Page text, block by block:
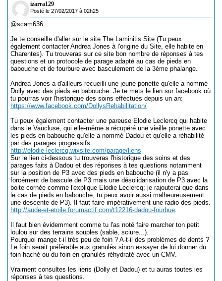
izarra129
Posté le 27/02/2017 à 02h25
@scam636
Je te conseille d'aller sur le site The Laminitis Site (Tu peux
également contacter Andrea Jones à l'origine du Site, elle habite en
Charentes). Tu trouveras sur ce site bon nombre de réponses à tes
questions et un protocole de parage adapté au cas de pieds en
babouche et de fourbure avec basculement de la 3ème phalange.
Andrea Jones a d'ailleurs recueilli une jeune ponette qu'elle a nommé
Dolly avec des pieds en babouche. Je te mets le lien sur facebook où
tu pourras voir l'historique des soins effectués depuis un an:
https://www.facebook.com/DollysRehabilitation/
Tu peux également contacter une pareuse Elodie Leclercq qui habite
dans le Vaucluse, qui elle-même a récupéré une vieille ponette avec
les pieds en babouche qu'elle a nommé Dadou et qu'elle a réhabilité
par des parages progressifs.
http://elodie-leclercq.wixsite.com/parage/liens
Sur le lien ci-dessous tu trouveras l'historique des soins et des
parages faits à Dadou et des réponses à tes questions notamment
sur la position de P3 avec des pieds en babouche (il n'y a pas
forcément de bascule de P3 mais une désolidarisation de P3 avec la
boite cornée comme l'explique Elodie Leclercq; je rajouterai que dans
le cas de pieds en babouche, tu peux avoir aussi malheureusement
une descente de P3). Il faut faire impérativement une radio des pieds.
http://aude-et-etoile.forumactif.com/t12216-dadou-fourbue.
Il faut bien évidemment comme tu l'as noté faire marcher ton petit
loulou sur des terrains souples (sable, sciure...).
Pourquoi mange t-il très peu de foin ? A-t-il des problèmes de dents ?
Le foin serait préférable aux granulés sinon essayer de lui donner du
foin haché ou du foin en granulés réhydraté avec un CMV.
Vraiment consultes les liens (Dolly et Dadou) et tu auras toutes les
réponses à tes questions.